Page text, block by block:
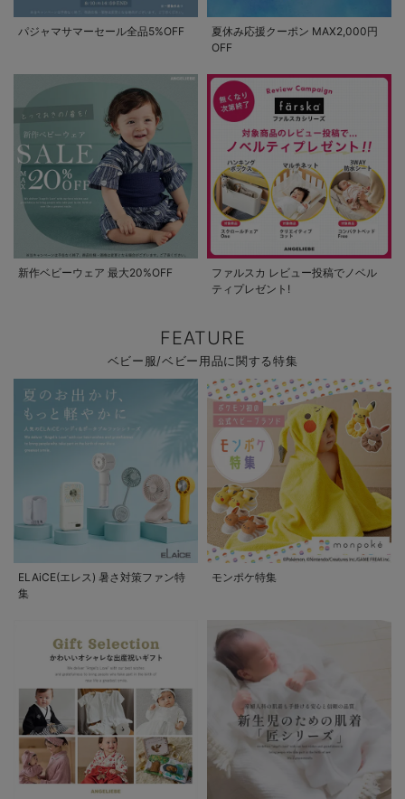
パジャマサマーセール全品5%OFF
夏休み応援クーポン MAX2,000円
OFF
新作ベビーウェア 最大20%OFF
ファルスカ レビュー投稿でノベル
ティプレゼント!
FEATURE
ベビー服/ベビー用品に関する特集
ELAiCE(エレス) 暑さ対策ファン特
集
モンポケ特集